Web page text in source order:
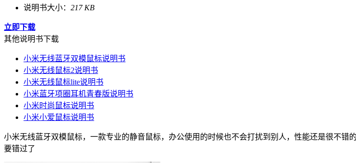
说明书大小： 217 KB
立即下载
其他说明书下载
小米无线蓝牙双模鼠标说明书
小米无线鼠标2说明书
小米无线鼠标lite说明书
小米蓝牙项圈耳机青春版说明书
小米时尚鼠标说明书
小米小爱鼠标说明书
小米无线蓝牙双模鼠标，一款专业的静音鼠标，办公使用的时候也不会打扰到别人，性能还是很不
要错过了